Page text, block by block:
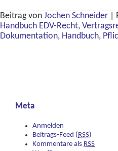
Beitrag von Jochen Schneider
Handbuch EDV-Recht,
Dokumentation, Handbuch,
Meta
Anmelden
Beitrags-Feed (RSS)
Kommentare als RSS